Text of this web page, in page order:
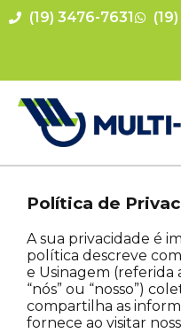
(19) 3476-7631
Política de
A sua privacidade é
política descreve
e Usinagem (referida
“nós” ou “nosso”)
compartilha as
fornece ao visitar